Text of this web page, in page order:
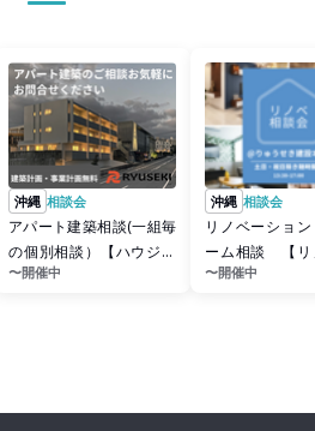
沖縄 相談会
アパート建築相談(一組毎
の個別相談）【ハウジン
グ】
〜開催中
沖縄 相談会
リノベーショ
ーム相談 【リ
ョン】
〜開催中